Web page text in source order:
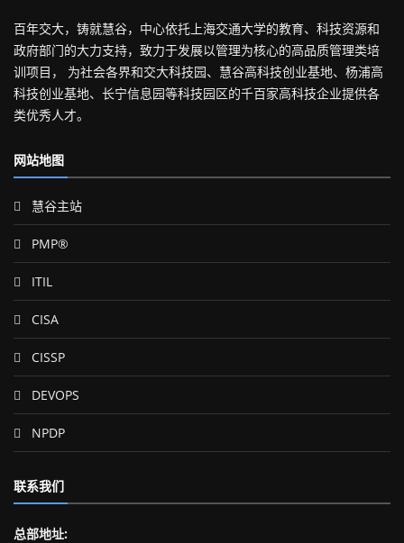
百年交大，铸就慧谷，中心依托上海交通大学的教育、科技资源和
政府部门的大力支持，致力于发展以管理为核心的高品质管理类培
训项目， 为社会各界和交大科技园、慧谷高科技创业基地、杨浦高
科技创业基地、长宁信息园等科技园区的千百家高科技企业提供各
类优秀人才。
网站地图
慧谷主站
PMP®
ITIL
CISA
CISSP
DEVOPS
NPDP
联系我们
总部地址: